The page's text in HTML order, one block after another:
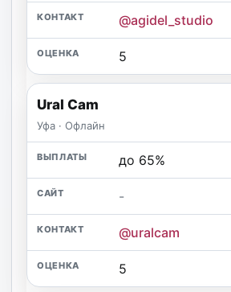
@agidel_studio
5
Ural Cam
Уфа · Офлайн
до 65%
-
@uralcam
5